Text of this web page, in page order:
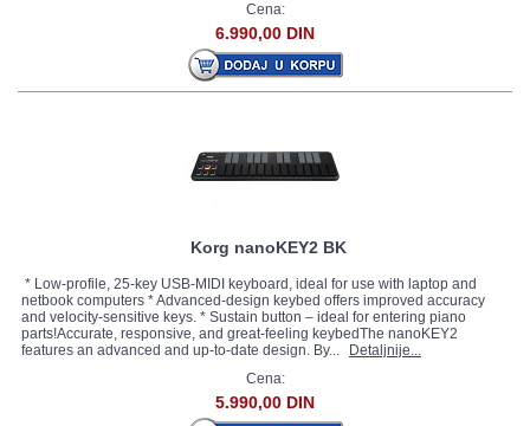
Cena:
6.990,00 DIN
Korg nanoKEY2 BK
* Low-profile, 25-key USB-MIDI keyboard, ideal for use with laptop and
netbook computers * Advanced-design keybed offers improved accuracy
and velocity-sensitive keys. * Sustain button – ideal for entering piano
parts!Accurate, responsive, and great-feeling keybedThe nanoKEY2
features an advanced and up-to-date design. By...
Detaljnije...
Cena:
5.990,00 DIN